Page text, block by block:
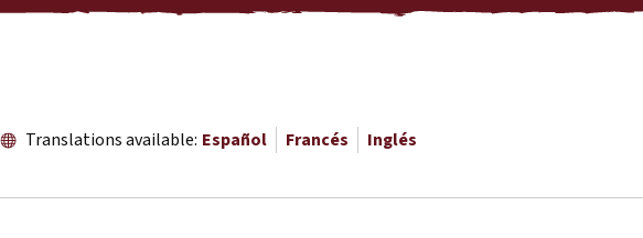
Translations available: Español Francés Inglés